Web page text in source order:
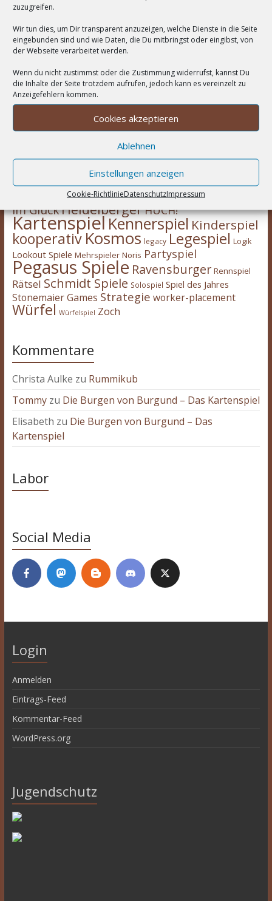
zuzugreifen.
Wir tun dies, um Dir transparent anzuzeigen, welche Dienste in die Seite
eingebunden sind und wie Daten, die Du mitbringst oder eingibst, von
der Webseite verarbeitet werden.
Wenn du nicht zustimmst oder die Zustimmung widerrufst, kannst Du
die Inhalte der Seite trotzdem aufrufen, jedoch kann es vereinzelt zu
Anzeigefehlern kommen.
Cookies akzeptieren
Ablehnen
Einstellungen anzeigen
Cookie-RichtlinieDatenschutzImpressum
Wortwolke
Amigo Spiele
Berichte
eggertspiele Erweiterung
FamilienspielFeuerland
im GlückHeidelbergerHUCH!
KartenspielKennerspiel Kinderspiel
kooperativ Kosmos legacy Legespiel Logik
Lookout Spiele Mehrspieler Noris Partyspiel
Pegasus Spiele Ravensburger Rennspiel
Rätsel Schmidt Spiele Solospiel Spiel des Jahres
Stonemaier Games Strategie worker-placement
Würfel Würfelspiel Zoch
Kommentare
Christa Aulke zu Rummikub
Tommyzu Die Burgen von Burgund – Das Kartenspiel
Elisabeth zu Die Burgen von Burgund – Das
Kartenspiel
Labor
Social Media
Login
Anmelden
Eintrags-Feed
Kommentar-Feed
WordPress.org
Jugendschutz